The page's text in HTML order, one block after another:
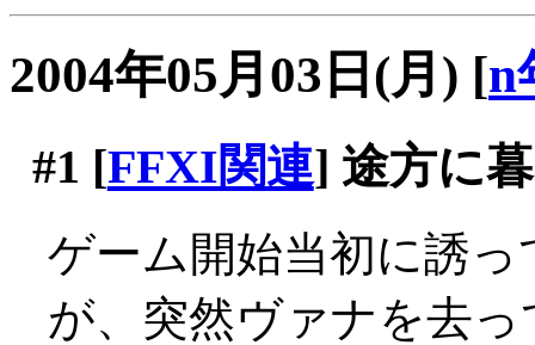
2004年05月03日(月) [n
#1 [FFXI関連] 途方に
ゲーム開始当初に誘
が、突然ヴァナを去